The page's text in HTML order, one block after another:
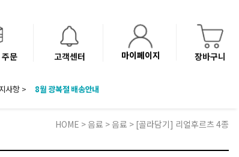
문 고객센터 마이페이지 장바구니
사항 >
8월 광복절 배송안내
HOME >음료 >음료 > [골라담기] 리얼후르츠 4종